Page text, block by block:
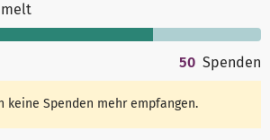
50 Spenden
keine Spenden mehr empfangen.